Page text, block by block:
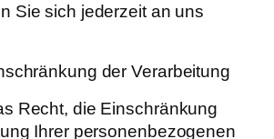
Sie sich jederzeit an uns
der Verarbeitung
Recht, die Einschränkung
Ihrer personenbezogenen